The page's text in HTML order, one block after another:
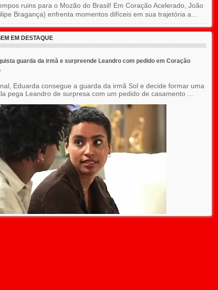
ruins para o Mozão do Brasil! Em Coração Acelerado, João
Bragança) enfrenta momentos difíceis em sua trajetória a...
EM DESTAQUE
guarda da irmã e surpreende Leandro com pedido em Coração
Eduarda consegue a guarda da irmã Sol e decide formar uma
pega Leandro de surpresa com um pedido de casamento ...